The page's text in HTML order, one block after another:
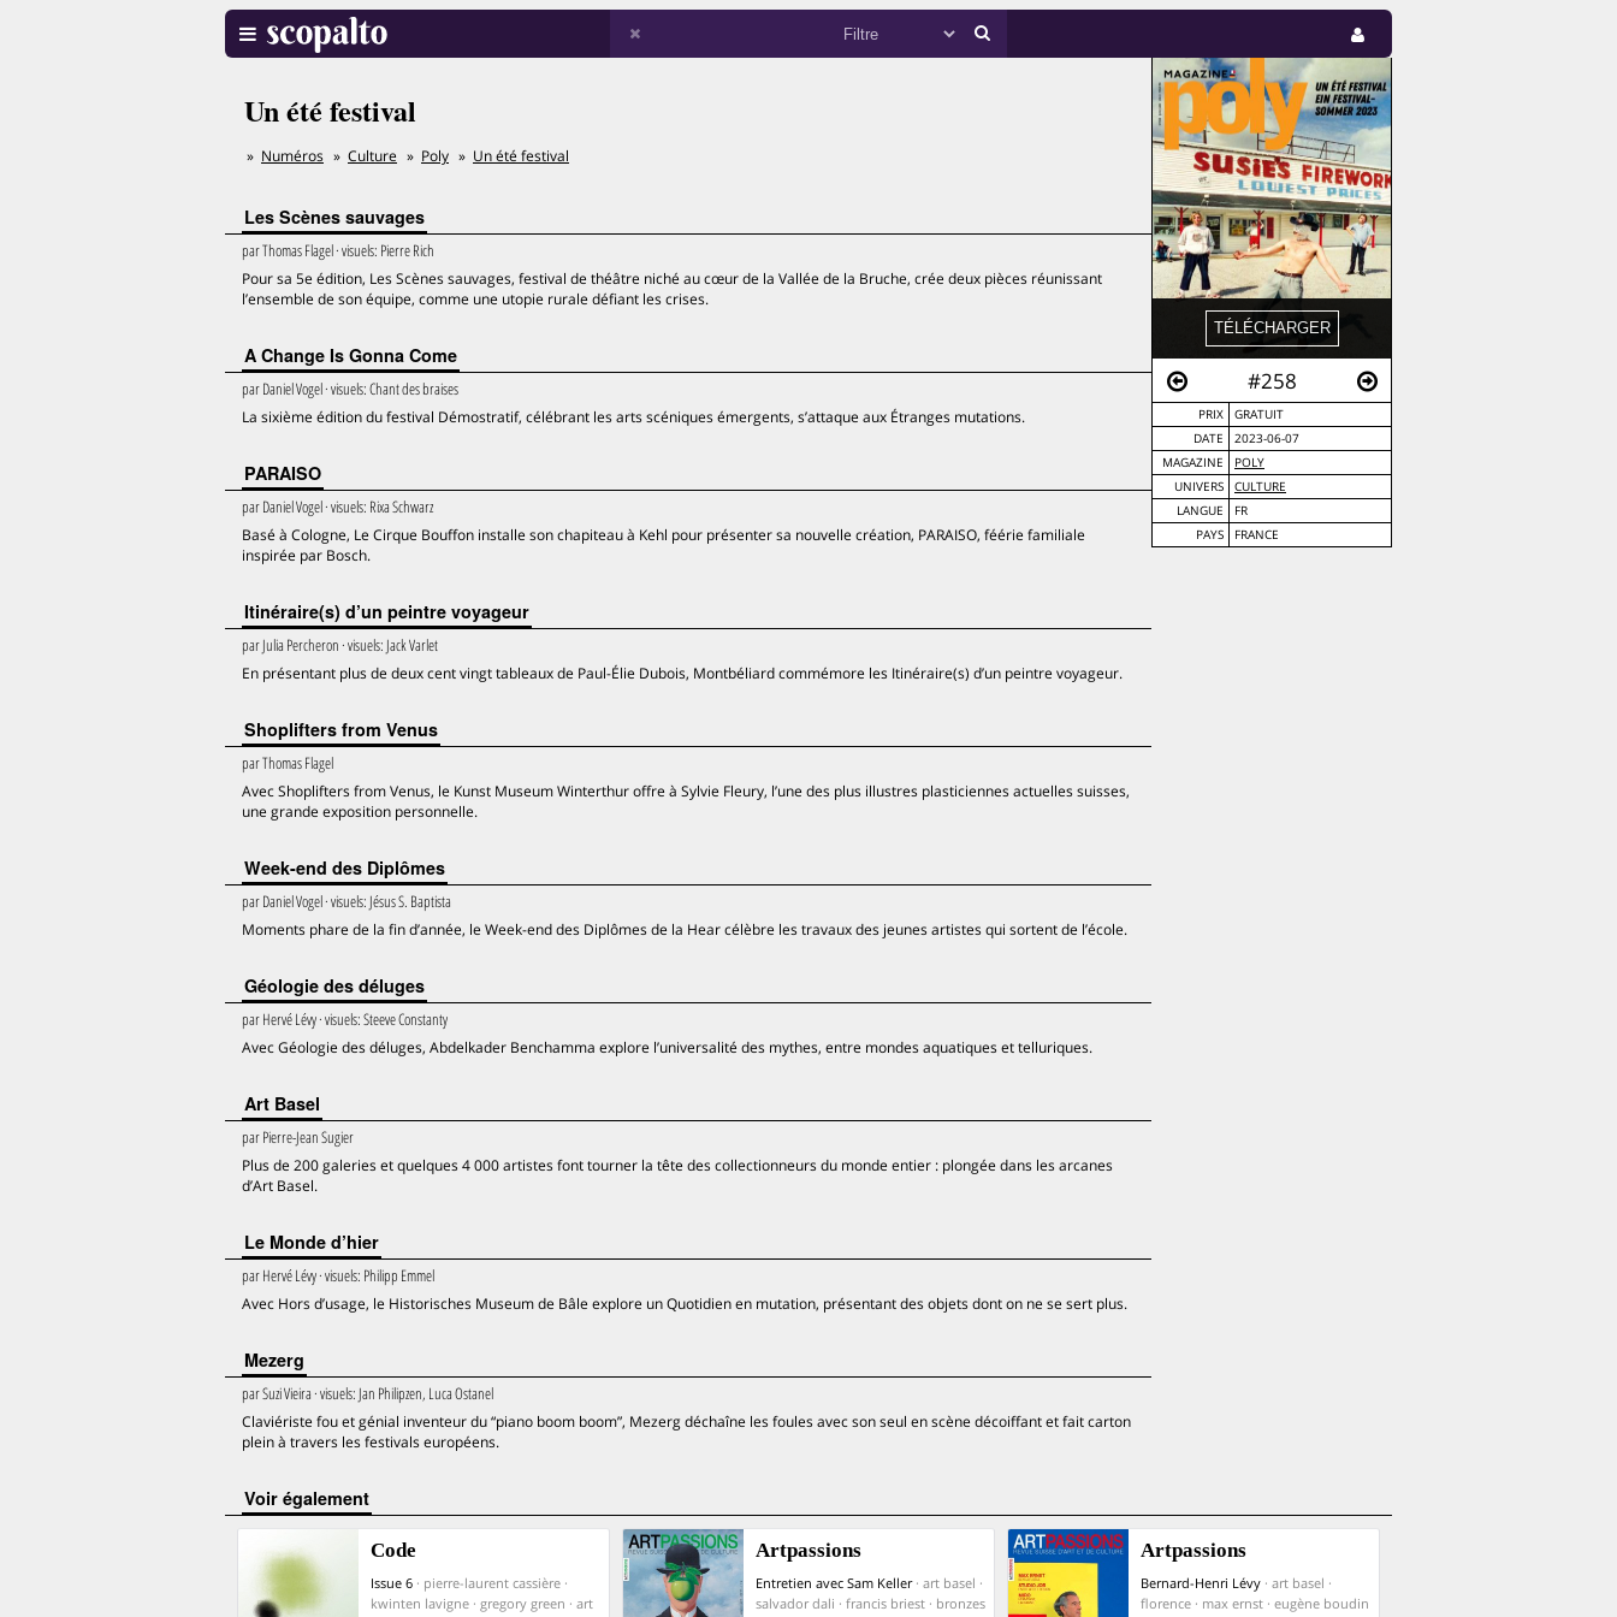
#258
PRIX
GRATUIT
DATE
2023-06-07
MAGAZINE
POLY
UNIVERS
CULTURE
LANGUE
FR
PAYS
FRANCE
Un été festival
Numéros Culture Poly Un été festival
Les Scènes sauvages
parThomas Flagel· visuels: Pierre Rich
Pour sa 5e édition, Les Scènes sauvages, festival de théâtre niché au cœur de la Vallée de la Bruche, crée deux pièces réunissant
l’ensemble de son équipe, comme une utopie rurale défiant les crises.
A Change Is Gonna Come
parDaniel Vogel· visuels:Chant des braises
La sixième édition du festival Démostratif, célébrant les arts scéniques émergents, s’attaque aux Étranges mutations.
PARAISO
parDaniel Vogel· visuels: Rixa Schwarz
Basé à Cologne, Le Cirque Bouffon installe son chapiteau à Kehl pour présenter sa nouvelle création, PARAISO, féérie familiale
inspirée par Bosch.
Itinéraire(s) d’un peintre voyageur
parJulia Percheron · visuels: Jack Varlet
En présentant plus de deux cent vingt tableaux de Paul-Élie Dubois, Montbéliard commémore les Itinéraire(s) d’un peintre voyageur.
Shoplifters from Venus
parThomas Flagel
Avec Shoplifters from Venus, le Kunst Museum Winterthur offre à Sylvie Fleury, l’une des plus illustres plasticiennes actuelles suisses,
une grande exposition personnelle.
Week-end des Diplômes
parDaniel Vogel· visuels: Jésus S. Baptista
Moments phare de la fin d’année, le Week-end des Diplômes de la Hear célèbre les travaux des jeunes artistes qui sortent de l’école.
Géologie des déluges
parHervé Lévy· visuels:Steeve Constanty
Avec Géologie des déluges, Abdelkader Benchamma explore l’universalité des mythes, entre mondes aquatiques et telluriques.
Art Basel
parPierre-Jean Sugier
Plus de 200 galeries et quelques 4 000 artistes font tourner la tête des collectionneurs du monde entier : plongée dans les arcanes
d’Art Basel.
Le Monde d’hier
parHervé Lévy· visuels: Philipp Emmel
Avec Hors d’usage, le Historisches Museum de Bâle explore un Quotidien en mutation, présentant des objets dont on ne se sert plus.
Mezerg
parSuzi Vieira · visuels: Jan Philipzen, Luca Ostanel
Claviériste fou et génial inventeur du “piano boom boom”, Mezerg déchaîne les foules avec son seul en scène décoiffant et fait carton
plein à travers les festivals européens.
voir également
Code
Issue 6 · pierre-laurent cassière ·
kwinten lavigne · gregory green · art
Artpassions
Entretien avec Sam Keller · art basel ·
salvador dali · francis briest · bronzes
Artpassions
Bernard-Henri Lévy · art basel ·
florence · max ernst · eugène boudin